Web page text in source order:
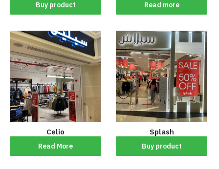
Buy product Read more
Celio
Read More
Splash
Buy product